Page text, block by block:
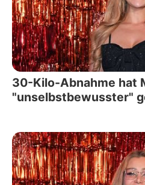
30-Kilo-Abnahme hat
"unselbstbewusster"